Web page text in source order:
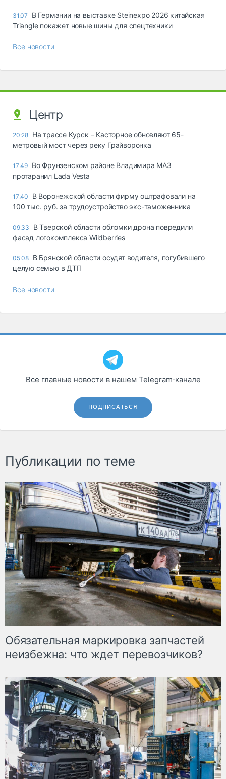
31.07
В Германии на выставке Steinexpo 2026 китайская
Triangle покажет новые шины для спецтехники
Все новости
Центр
20:28 На трассе Курск – Касторное обновляют 65-
метровый мост через реку Грайворонка
17:49 Во Фрунзенском районе Владимира МАЗ
протаранил Lada Vesta
17:40
В Воронежской области фирму оштрафовали на
100 тыс. руб. за трудоустройство экс-таможенника
09:33
В Тверской области обломки дрона повредили
фасад логокомплекса Wildberries
05.08 В Брянской области осудят водителя, погубившего
целую семью в ДТП
Все новости
Все главные новости в нашем Telegram‑канале
ПОДПИСАТЬСЯ
Публикации по теме
Обязательная маркировка запчастей
неизбежна: что ждет перевозчиков?